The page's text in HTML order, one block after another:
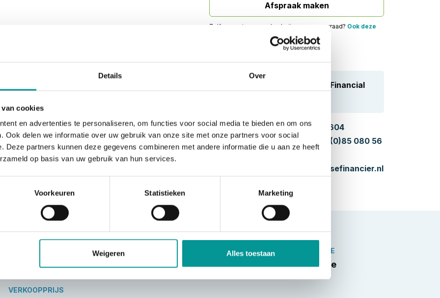
Details Over
cookies
en advertenties te personaliseren, om functies voor social media te bieden en om ons
Ook delen we informatie over uw gebruik van onze site met onze partners voor social
Deze partners kunnen deze gegevens combineren met andere informatie die u aan ze heeft
op basis van uw gebruik van hun services.
Voorkeuren Statistieken Marketing
Weigeren Alles toestaan
Afspraak maken
Zelf een auto gevonden buiten onze voorraad? Ook deze
kunt u via ons financieren.
Vragen over Financial
Bel:085 080 5604
WhatsApp:
+31 (0)85 080 56
hello@leasefinancier.nl
125 DUKE
MOTOR TYPE
naked-bike
VERKOOPPRIJS